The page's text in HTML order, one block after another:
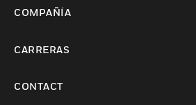
COMPAÑÍA
CARRERAS
CONTACT